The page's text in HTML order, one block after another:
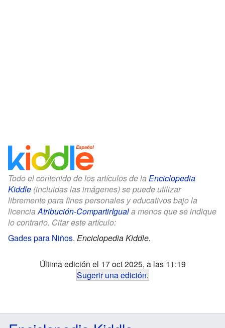
Todo el contenido de los artículos de la Enciclopedia
Kiddle (incluidas las imágenes) se puede utilizar
libremente para fines personales y educativos bajo la
licenciaAtribución-CompartirIguala menos que se indique
lo contrario. Citar este artículo:
Gades para Niños. Enciclopedia Kiddle.
Última edición el 17 oct 2025, a las 11:19
Sugerir una edición.